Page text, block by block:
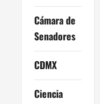
Cámara de
Senadores
CDMX
Ciencia